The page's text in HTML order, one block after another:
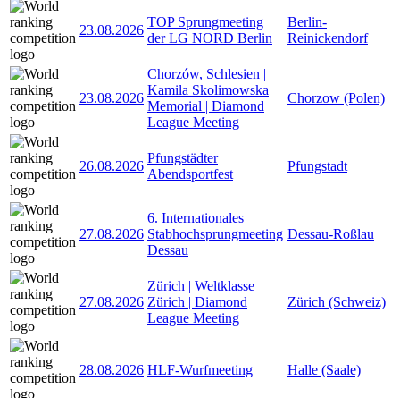
23.08.2026
TOP Sprungmeeting
der LG NORD Berlin
Berlin-
Reinickendorf
23.08.2026
Chorzów, Schlesien |
Kamila Skolimowska
Memorial | Diamond
League Meeting
Chorzow (Polen)
26.08.2026
Pfungstädter
Abendsportfest
Pfungstadt
27.08.2026
6. Internationales
Stabhochsprungmeeting
Dessau
Dessau-Roßlau
27.08.2026
Zürich | Weltklasse
Zürich | Diamond
League Meeting
Zürich (Schweiz)
28.08.2026 HLF-Wurfmeeting Halle (Saale)